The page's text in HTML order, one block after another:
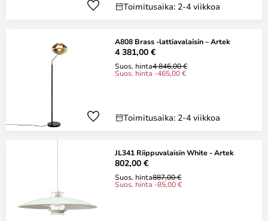
Toimitusaika: 2-4 viikkoa
A808 Brass -lattiavalaisin – Artek
4 381,00 €
Suos. hinta4 846,00 €
Suos. hinta -465,00 €
Toimitusaika: 2-4 viikkoa
JL341 Riippuvalaisin White - Artek
802,00 €
Suos. hinta887,00 €
Suos. hinta -85,00 €